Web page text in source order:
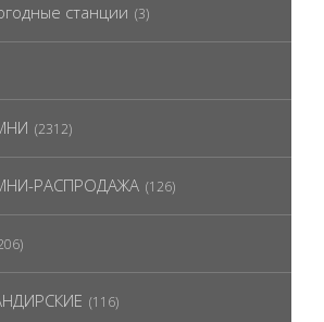
станции (3)
(2312)
РАСПРОДАЖА (126)
(116)